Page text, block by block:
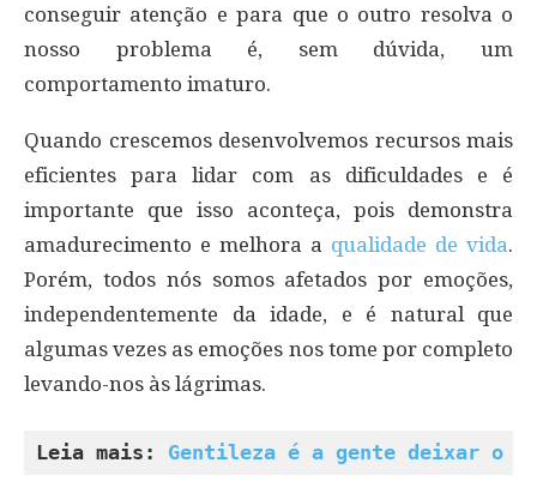
conseguir atenção e para que o outro resolva o
nosso problema é, sem dúvida, um
comportamento imaturo.
Quando crescemos desenvolvemos recursos mais
eficientes para lidar com as dificuldades e é
importante que isso aconteça, pois demonstra
amadurecimento e melhora a qualidade de vida.
Porém, todos nós somos afetados por emoções,
independentemente da idade, e é natural que
algumas vezes as emoções nos tome por completo
levando-nos às lágrimas.
Leia mais: Gentileza é a gente deixar o